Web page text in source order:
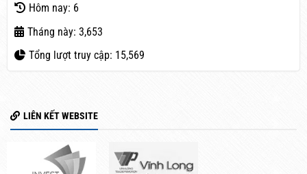
Hôm nay: 6
Tháng này: 3,653
Tổng lượt truy cập: 15,569
LIÊN KẾT WEBSITE